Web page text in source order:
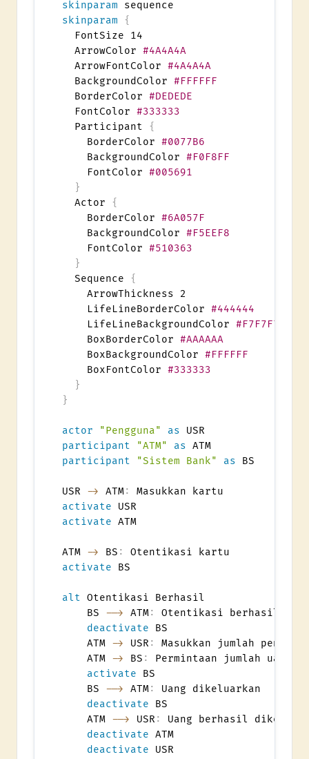
skinparam
skinparam
{
  FontSize 14
  ArrowColor
#4A4A4A
  ArrowFontColor
#4A4A4A
  BackgroundColor
#FFFFFF
  BorderColor
#DEDEDE
  FontColor
#333333
  Participant
{
    BorderColor
#0077B6
    BackgroundColor
#F0F8FF
    FontColor
#005691
}
  Actor
{
    BorderColor
#6A057F
    BackgroundColor
#F5EEF8
    FontColor
#510363
}
  Sequence
{
    ArrowThickness 2
    LifeLineBorderColor
#444444
    LifeLineBackgroundColor
#F7F7F7
    BoxBorderColor
#AAAAAA
    BoxBackgroundColor
#FFFFFF
    BoxFontColor
#333333
}
}
actor "Pengguna" as
participant
"ATM" as
participant
"Sistem Bank" as BS
USR -> ATM:
activate
activate ATM
ATM -> BS :
activate BS
alt Otentikasi Berhasil
    BS
--> ATM:
Otentikasi berhasil
deactivate BS
    ATM
-> USR :
Masukkan jumlah
    ATM
-> BS :
Permintaan jumlah uang
activate BS
    BS
--> ATM:
Uang dikeluarkan
deactivate BS
    ATM
--> USR :
Uang berhasil
deactivate ATM
deactivate USR